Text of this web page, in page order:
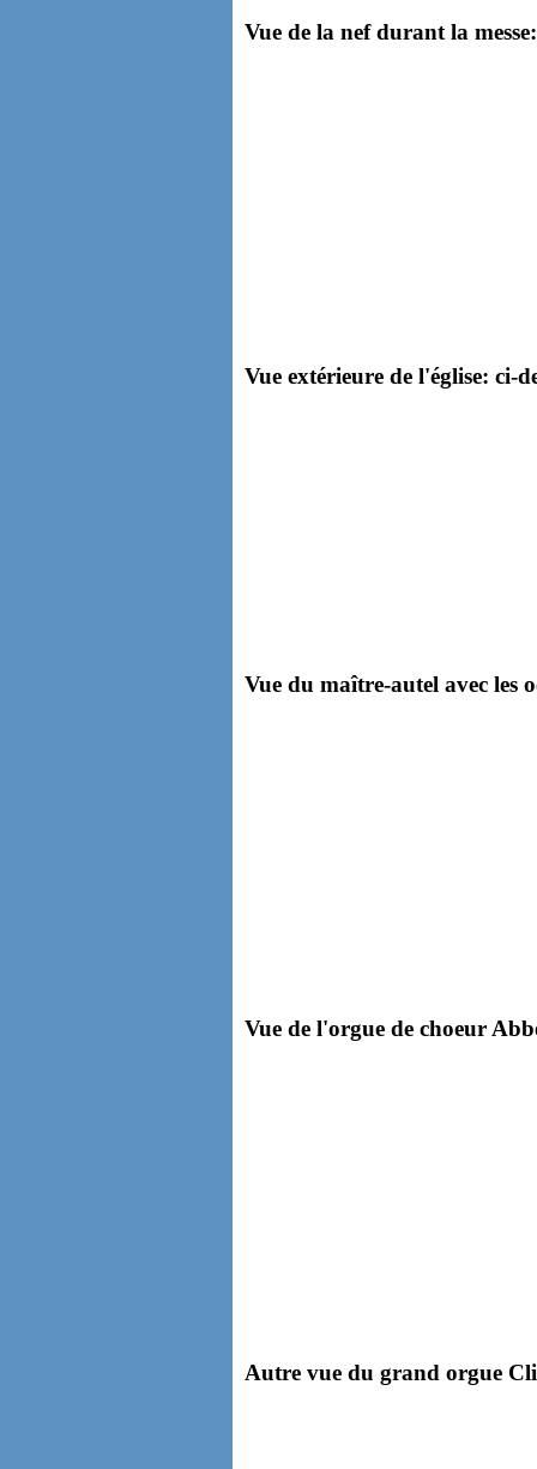
Vue de la nef durant la
Vue extérieure de l'église: ci-
Vue du maître-autel avec les
Vue de l'orgue de choeur
Autre vue du grand orgue